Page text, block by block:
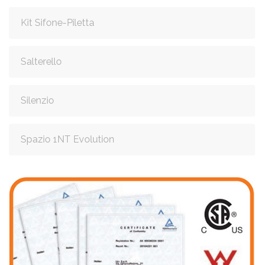
Kit Sifone-Piletta
Salterello
Silenzio
Spazio 1NT Evolution